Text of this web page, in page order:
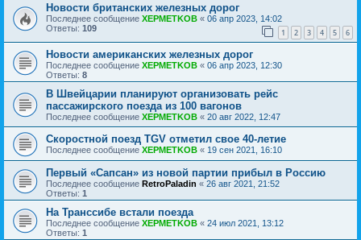
Новости британских железных дорог
Последнее сообщение XEPMETKOB « 06 апр 2023, 14:02
Ответы: 109 1 2 3 4 5 6
Новости американских железных дорог
Последнее сообщение XEPMETKOB « 06 апр 2023, 12:30
Ответы: 8
В Швейцарии планируют организовать рейс
пассажирского поезда из 100 вагонов
Последнее сообщение XEPMETKOB « 20 авг 2022, 12:47
Скоростной поезд TGV отметил свое 40-летие
Последнее сообщение XEPMETKOB « 19 сен 2021, 16:10
Первый «Сапсан» из новой партии прибыл в Россию
Последнее сообщение RetroPaladin « 26 авг 2021, 21:52
Ответы: 1
На Транссибе встали поезда
Последнее сообщение XEPMETKOB « 24 июл 2021, 13:12
Ответы: 1